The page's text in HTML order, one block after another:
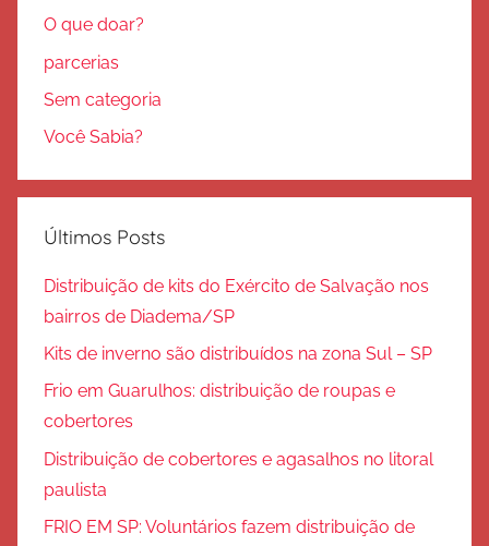
O que doar?
parcerias
Sem categoria
Você Sabia?
Últimos Posts
Distribuição de kits do Exército de Salvação nos
bairros de Diadema/SP
Kits de inverno são distribuídos na zona Sul – SP
Frio em Guarulhos: distribuição de roupas e
cobertores
Distribuição de cobertores e agasalhos no litoral
paulista
FRIO EM SP: Voluntários fazem distribuição de